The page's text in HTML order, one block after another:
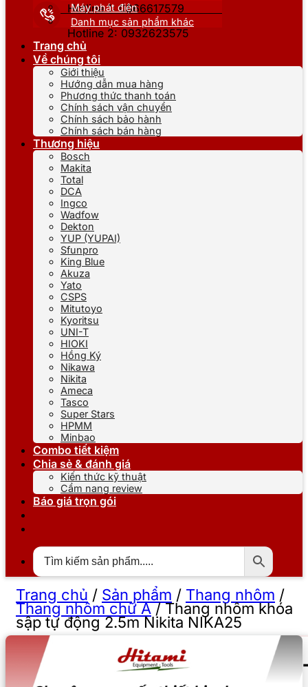
Hotline 1: 0866617579
Hotline 2: 0932623575
Máy phát điện
Danh mục sản phẩm khác
Trang chủ
Về chúng tôi
Giới thiệu
Hướng dẫn mua hàng
Phương thức thanh toán
Chính sách vận chuyển
Chính sách bảo hành
Chính sách bán hàng
Thương hiệu
Bosch
Makita
Total
DCA
Ingco
Wadfow
Dekton
YUP (YUPAI)
Sfunpro
King Blue
Akuza
Yato
CSPS
Mitutoyo
Kyoritsu
UNI-T
HIOKI
Hồng Ký
Nikawa
Nikita
Ameca
Tasco
Super Stars
HPMM
Minbao
Combo tiết kiệm
Chia sẻ & đánh giá
Kiến thức kỹ thuật
Cẩm nang review
Báo giá trọn gói
Trang chủ / Sản phẩm / Thang nhôm /
Thang nhôm chữ A/Thang nhôm khóa
sập tự động 2.5m Nikita NIKA25